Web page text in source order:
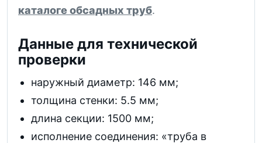
каталоге обсадных труб.
Данные для технической
проверки
наружный диаметр: 146 мм;
толщина стенки: 5.5 мм;
длина секции: 1500 мм;
исполнение соединения: «труба в